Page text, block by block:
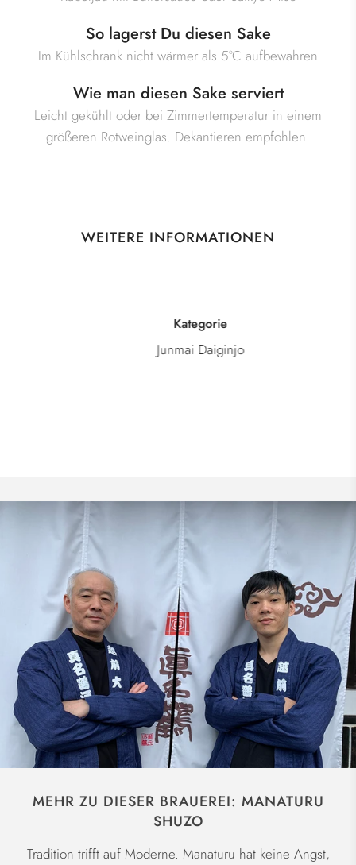
So lagerst Du diesen Sake
Im Kühlschrank nicht wärmer als 5°C aufbewahren
Wie man diesen Sake serviert
Leicht gekühlt oder bei Zimmertemperatur in einem
größeren Rotweinglas. Dekantieren empfohlen.
WEITERE INFORMATIONEN
Kategorie
Junmai Daiginjo
MEHR ZU DIESER BRAUEREI: MANATURU
SHUZO
Tradition trifft auf Moderne. Manaturu hat keine Angst,